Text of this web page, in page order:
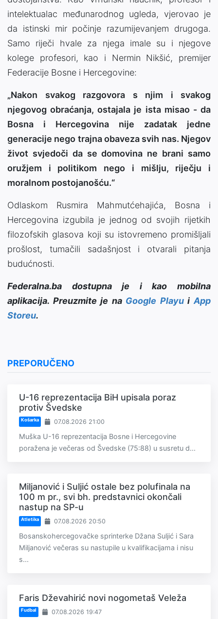
intelektualac međunarodnog ugleda, vjerovao je
da istinski mir počinje razumijevanjem drugoga.
Samo riječi hvale za njega imale su i njegove
kolege profesori, kao i Nermin Nikšić, premijer
Federacije Bosne i Hercegovine:
„Nakon svakog razgovora s njim i svakog
njegovog obraćanja, ostajala je ista misao - da
Bosna i Hercegovina nije zadatak jedne
generacije nego trajna obaveza svih nas. Njegov
život svjedoči da se domovina ne brani samo
oružjem i politikom nego i mišlju, riječju i
moralnom postojanošću.“
Odlaskom Rusmira Mahmutćehajića, Bosna i
Hercegovina izgubila je jednog od svojih rijetkih
filozofskih glasova koji su istovremeno promišljali
prošlost, tumačili sadašnjost i otvarali pitanja
budućnosti.
Federalna.ba dostupna je i kao mobilna
aplikacija. Preuzmite je na Google PlayuiApp
Storeu.
PREPORUČENO
U-16 reprezentacija BiH upisala poraz
protiv Švedske
Košarka 07.08.2026 21:00
Muška U-16 reprezentacija Bosne i Hercegovine
poražena je večeras od Švedske (75:88) u susretu d...
Miljanović i Suljić ostale bez polufinala na
100 m pr., svi bh. predstavnici okončali
nastup na SP-u
Atletika 07.08.2026 20:50
Bosanskohercegovačke sprinterke Džana Suljić i Sara
Miljanović večeras su nastupile u kvalifikacijama i nisu
s...
Faris Dževahirić novi nogometaš Veleža
Fudbal 07.08.2026 19:47